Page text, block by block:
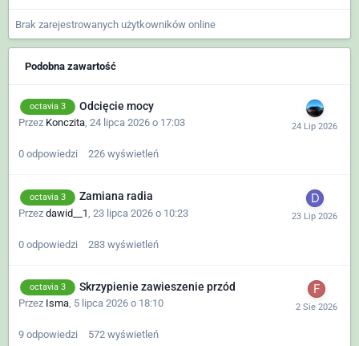
Brak zarejestrowanych użytkowników online
Podobna zawartość
octavia 3 Odcięcie mocy
Przez Konczita, 24 lipca 2026 o 17:03
0 odpowiedzi 226 wyświetleń
octavia 3 Zamiana radia
Przez dawid__1 23 lipca 2026 o 10:23
0 odpowiedzi 283 wyświetleń
octavia 3 Skrzypienie zawieszenie przód
Przez Isma 5 lipca 2026 o 18:10
9 odpowiedzi 572 wyświetleń